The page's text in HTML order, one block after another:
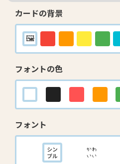
カードの背景
フォントの色
フォント